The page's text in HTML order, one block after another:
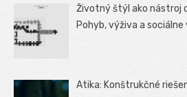
Životný štýl ako nástroj
Pohyb, výživa a
Atika: Konštrukčné